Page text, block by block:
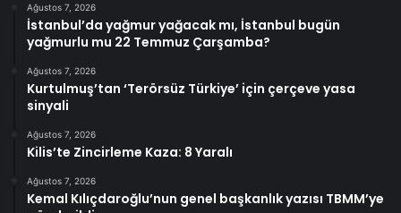
Ağustos 7, 2026
İstanbul’da yağmur yağacak mı, İstanbul bugün
yağmurlu mu 22 Temmuz Çarşamba?
Ağustos 7, 2026
Kurtulmuş’tan ‘Terörsüz Türkiye’ için çerçeve yasa
sinyali
Ağustos 7, 2026
Kilis’te Zincirleme Kaza: 8 Yaralı
Ağustos 7, 2026
Kemal Kılıçdaroğlu’nun genel başkanlık yazısı TBMM’ye